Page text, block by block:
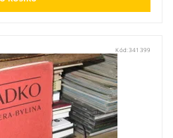
Kód: 341399